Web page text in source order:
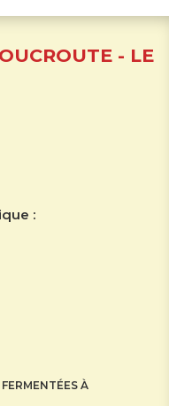
- LE
:
À